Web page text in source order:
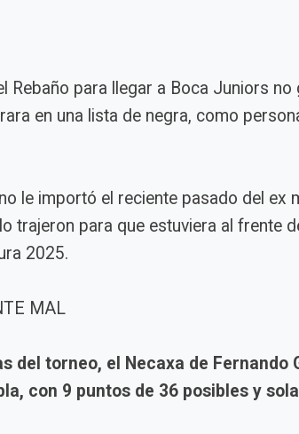
Rebaño para llegar a Boca Juniors no
en una lista de negra, como
le importó el reciente pasado del ex
trajeron para que estuviera al frente
2025.
MAL
del torneo, el Necaxa de Fernando
con 9 puntos de 36 posibles y